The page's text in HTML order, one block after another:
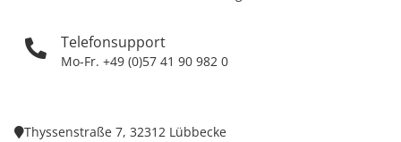
Telefonsupport
Mo-Fr. +49 (0)57 41 90 982 0
Thyssenstraße 7, 32312 Lübbecke